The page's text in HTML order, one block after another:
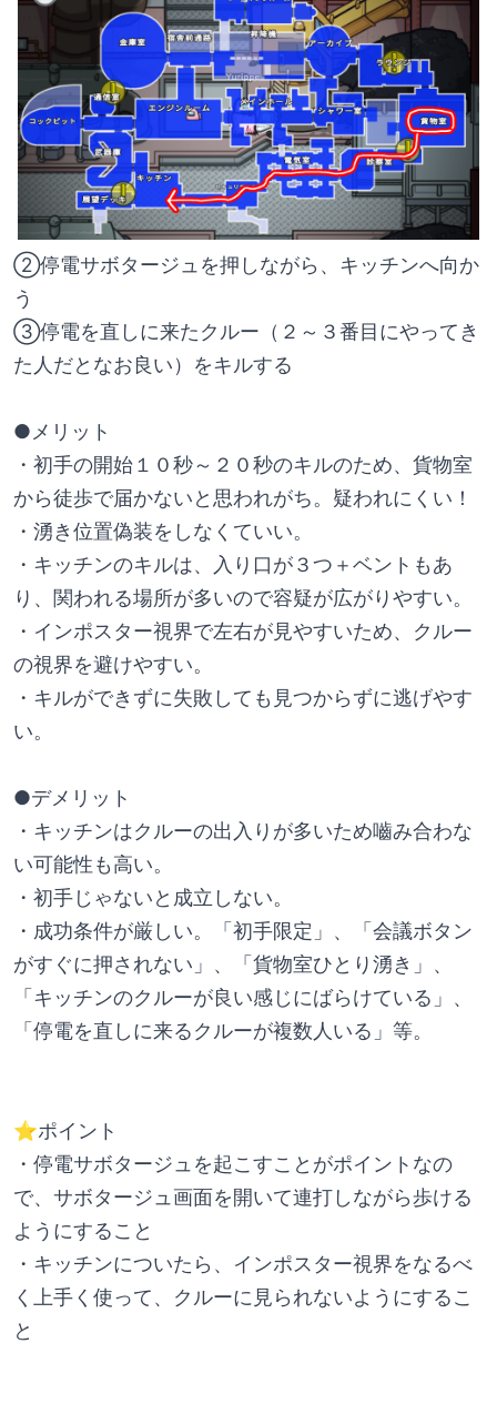
②停電サボタージュを押しながら、キッチンへ向か
う
③停電を直しに来たクルー（２～３番目にやってき
た人だとなお良い）をキルする
●メリット
・初手の開始１０秒～２０秒のキルのため、貨物室
から徒歩で届かないと思われがち。疑われにくい！
・湧き位置偽装をしなくていい。
・キッチンのキルは、入り口が３つ＋ベントもあ
り、関われる場所が多いので容疑が広がりやすい。
・インポスター視界で左右が見やすいため、クルー
の視界を避けやすい。
・キルができずに失敗しても見つからずに逃げやす
い。
●デメリット
・キッチンはクルーの出入りが多いため嚙み合わな
い可能性も高い。
・初手じゃないと成立しない。
・成功条件が厳しい。「初手限定」、「会議ボタン
がすぐに押されない」、「貨物室ひとり湧き」、
「キッチンのクルーが良い感じにばらけている」、
「停電を直しに来るクルーが複数人いる」等。
⭐️ポイント
・停電サボタージュを起こすことがポイントなの
で、サボタージュ画面を開いて連打しながら歩ける
ようにすること
・キッチンについたら、インポスター視界をなるべ
く上手く使って、クルーに見られないようにするこ
と